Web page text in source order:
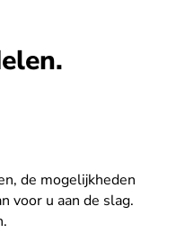
de mogelijkheden
voor u aan de slag.